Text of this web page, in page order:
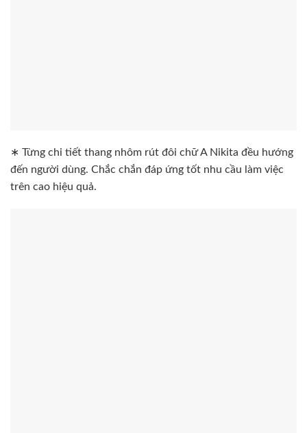
∗ Từng chi tiết thang nhôm rút đôi chữ A Nikita đều hướng
đến người dùng. Chắc chắn đáp ứng tốt nhu cầu làm việc
trên cao hiệu quả.